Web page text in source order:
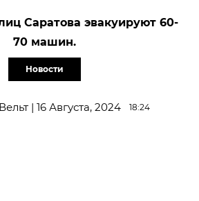
Саратова эвакуируют 60-
70 машин.
Новости
| 16 Августа, 2024 18:24